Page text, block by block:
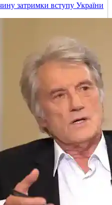
затримки вступу України